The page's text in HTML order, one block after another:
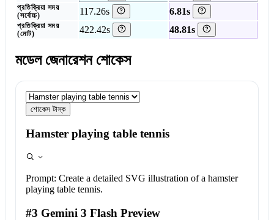
প্রতিক্রিয়া সময়
(সর্বোচ্চ)
117.26s 6.81s
প্রতিক্রিয়া সময়
(মোট)
422.42s 48.81s
মডেল জেনারেশন শোকেস
শোকেস টাস্ক
Hamster playing table tennis
Prompt: Create a detailed SVG illustration of a hamster
playing table tennis.
#3 Gemini 3 Flash Preview